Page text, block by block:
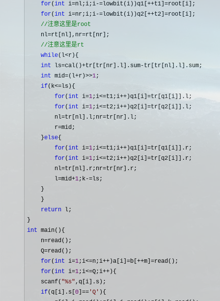
for (int i=nl;i;i-=lowbit(i))q1[++t1]=root[i];
for(int i=nr;i;i-=lowbit(i))q2[++t2]=root[i];
//注意这里是root
    nl=rt[nl],nr=
rt[nr];
//注意这里是rt
while(l<r){
int ls=cal()+tr[tr[nr].l].sum-tr[tr[nl].l].sum;
int mid=(l+r)>>1;
if(k<=ls){
for(int i=1;i<=t1;i++)q1[i]=tr[q1[i]].l;
for(int i=1;i<=t2;i++)q2[i]=tr[q2[i]].l;
        nl
=tr[nl].l;nr=tr[nr].l;
        r
=mid;
    }
else{
for (int i=1;i<=t1;i++)q1[i]=tr[q1[i]].r;
for (int i=1;i<=t2;i++)q2[i]=tr[q2[i]].r;
        nl
=tr[nl].r;nr=tr[nr].r;
        l
=mid+1;k-=ls;
    }
    }
return l;
int main(){
    n
=read();
    Q
=read();
for(int i=1;i<=n;i++)a[i]=b[++m]=read();
for(int i=1;i<=Q;i++ ){
    scanf(
"%s" ,q[i].s);
if(q[i].s[ 0 ]== 'Q ' ){